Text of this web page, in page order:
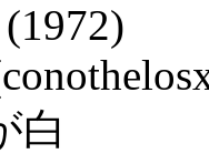
(1972)
白